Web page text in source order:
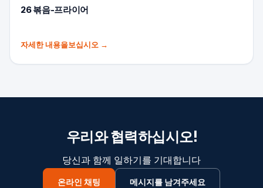
26 볶음-프라이어
자세한 내용을보십시오 →
우리와 협력하십시오!
당신과 함께 일하기를 기대합니다
온라인 채팅 메시지를 남겨주세요